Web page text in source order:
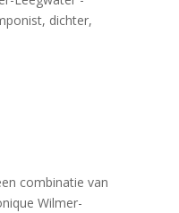
dichter,
combinatie van
Wilmer-